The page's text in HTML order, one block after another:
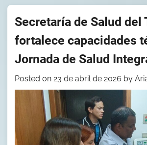
Secretaría de Salud del
fortalece capacidades
Jornada de Salud
Posted on 23 de abril de 2026 by